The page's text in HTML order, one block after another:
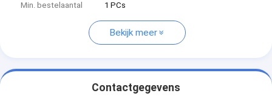
Min. bestelaantal
1 PCs
Bekijk meer
Contactgegevens